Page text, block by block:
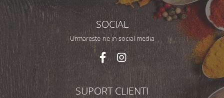
SOCIAL
Urmareste-ne in social media
SUPORT CLIENTI